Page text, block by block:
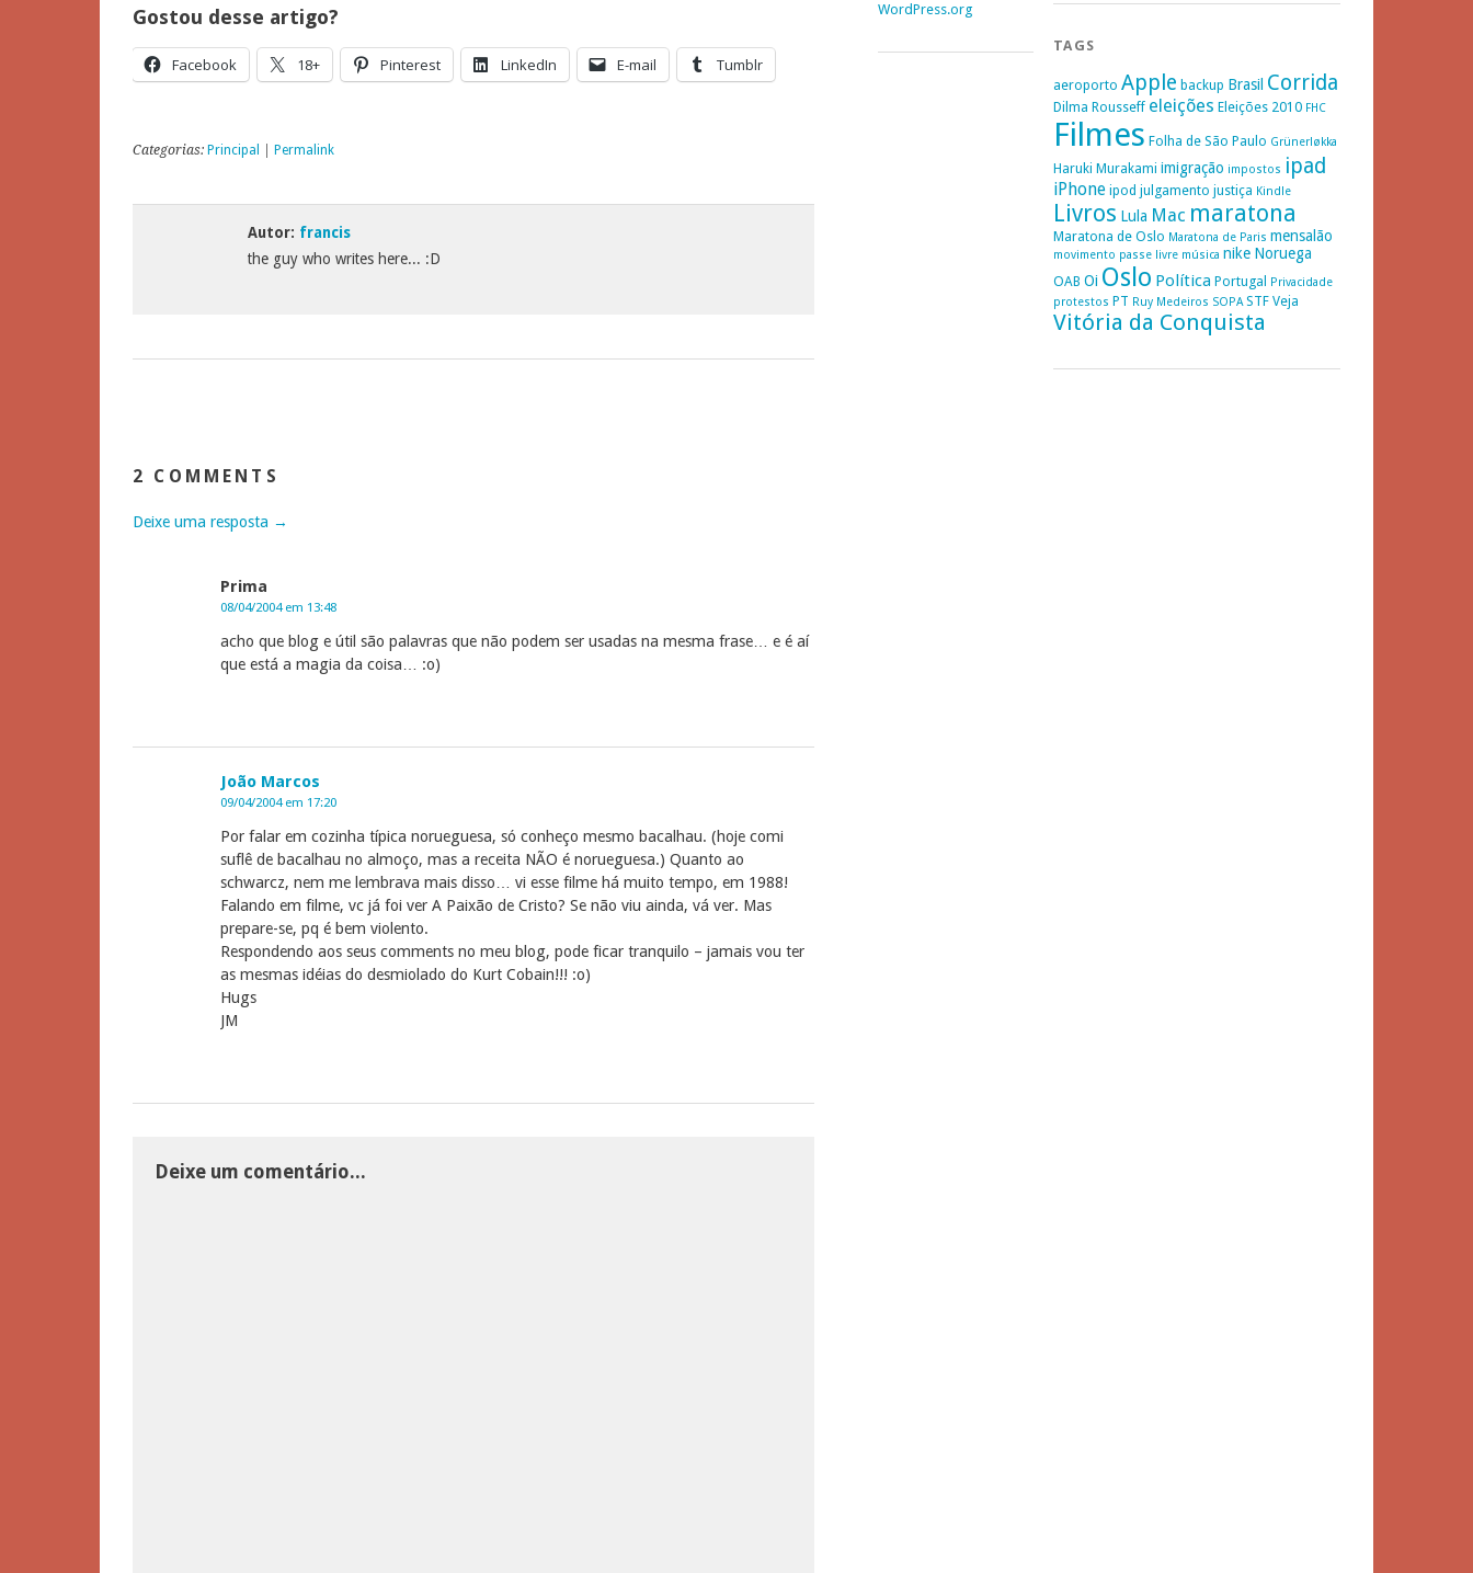
Gostou desse artigo?
Facebook 18+ Pinterest LinkedIn E-mail Tumblr
Categorias: Principal Permalink
Autor: francis
the guy who writes here... :D
2 COMMENTS
Deixe uma resposta →
Prima
08/04/2004 em 13:48
acho que blog e útil são palavras que não podem ser usadas na mesma frase… e é aí
que está a magia da coisa… :o)
João Marcos
09/04/2004 em 17:20
Por falar em cozinha típica norueguesa, só conheço mesmo bacalhau. (hoje comi
suflê de bacalhau no almoço, mas a receita NÃO é norueguesa.) Quanto ao
schwarcz, nem me lembrava mais disso… vi esse filme há muito tempo, em 1988!
Falando em filme, vc já foi ver A Paixão de Cristo? Se não viu ainda, vá ver. Mas
prepare-se, pq é bem violento.
Respondendo aos seus comments no meu blog, pode ficar tranquilo – jamais vou ter
as mesmas idéias do desmiolado do Kurt Cobain!!! :o)
Hugs
JM
Deixe um comentário...
WordPress.org
TAGS
aeroporto Apple backup Brasil Corrida
Dilma Rousseff eleições Eleições 2010 FHC
Filmes Folha de São Paulo Grünerløkka
Haruki Murakami imigração impostos ipad
iPhone ipod julgamento justiça Kindle
Livros Lula Mac maratona
Maratona de Oslo Maratona de Paris mensalão
movimento passe livre música nike Noruega
OAB Oi Oslo Política Portugal
Privacidade
protestos PT Ruy Medeiros SOPA STF Veja
Vitória da Conquista